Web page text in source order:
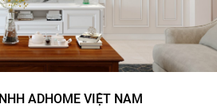
ADHOME VIỆT NAM